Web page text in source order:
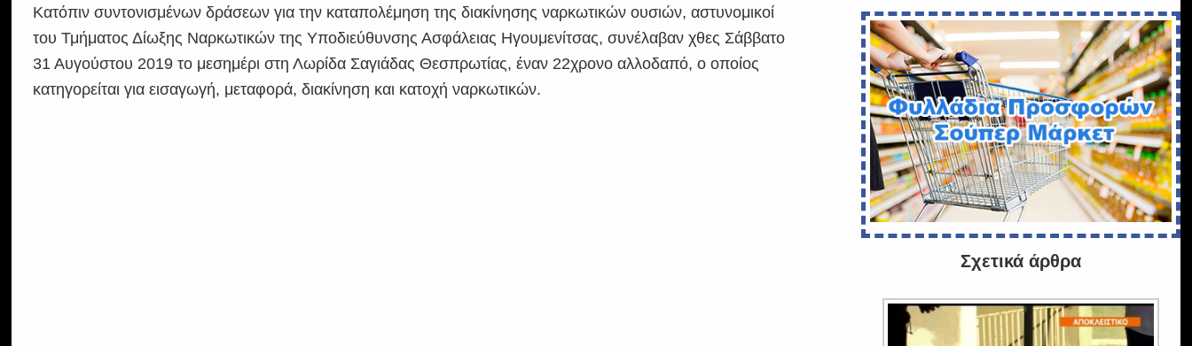
Κατόπιν συντονισμένων δράσεων για την καταπολέμηση της διακίνησης ναρκωτικών ουσιών, αστυνομικοί
του Τμήματος Δίωξης Ναρκωτικών της Υποδιεύθυνσης Ασφάλειας Ηγουμενίτσας, συνέλαβαν χθες Σάββατο
31 Αυγούστου 2019 το μεσημέρι στη Λωρίδα Σαγιάδας Θεσπρωτίας, έναν 22χρονο αλλοδαπό, ο οποίος
κατηγορείται για εισαγωγή, μεταφορά, διακίνηση και κατοχή ναρκωτικών.
Σχετικά άρθρα